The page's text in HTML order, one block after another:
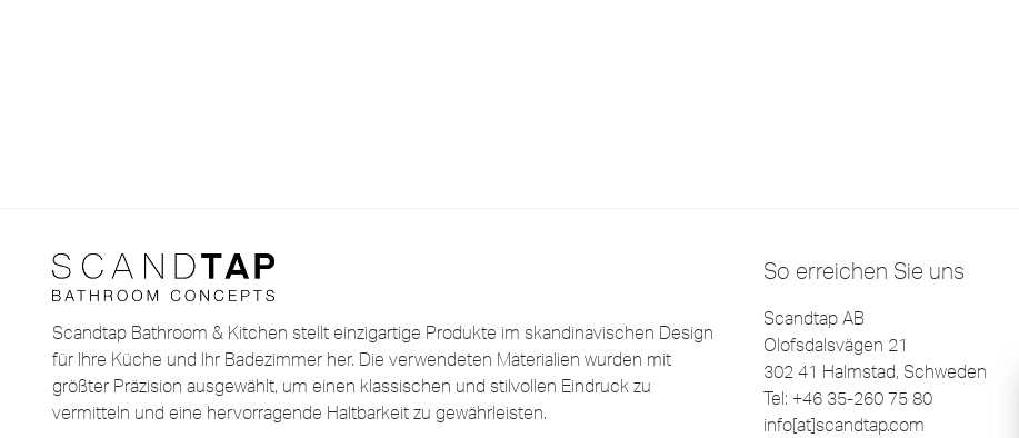
Scandtap Bathroom & Kitchen stellt einzigartige Produkte im skandinavischen Design
für Ihre Küche und Ihr Badezimmer her. Die verwendeten Materialien wurden mit
größter Präzision ausgewählt, um einen klassischen und stilvollen Eindruck zu
vermitteln und eine hervorragende Haltbarkeit zu gewährleisten.
So erreichen Sie uns
Scandtap AB
Olofsdalsvägen 21
302 41 Halmstad, Schweden
Tel: +46 35-260 75 80
info[at]scandtap.com